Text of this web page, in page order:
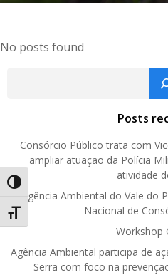
Alternar alto contraste
Alternar tamanho da fonte
No posts found
Posts
Consórcio Público trata com
ampliar atuação da Polícia
atividade
Agência Ambiental do Vale do
Nacional de
Workshop
Agência Ambiental participa de
Serra com foco na